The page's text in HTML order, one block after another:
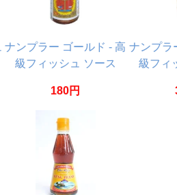
ナンプラー ゴールド - 高
級フィッシュ ソース
180円
ナンプラ
級フィ